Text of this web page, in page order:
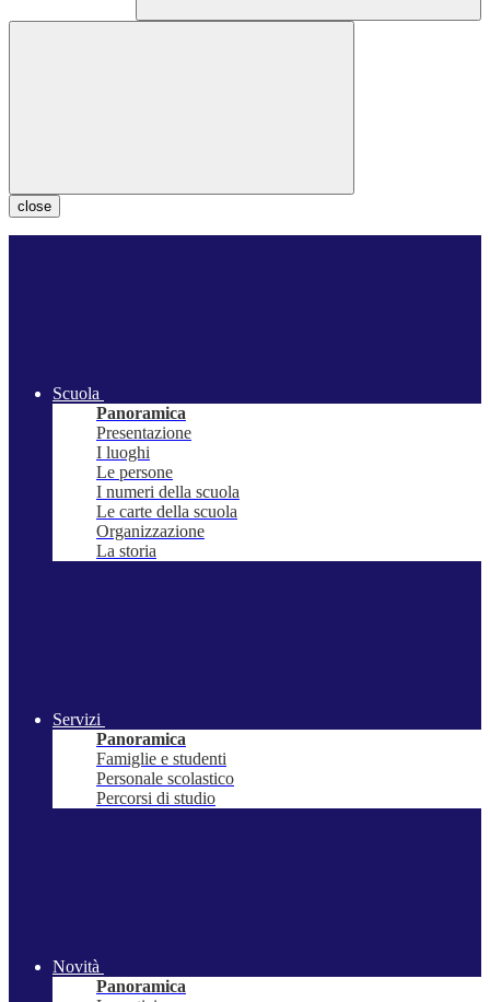
close
Scuola
Panoramica
Presentazione
I luoghi
Le persone
I numeri della scuola
Le carte della scuola
Organizzazione
La storia
Servizi
Panoramica
Famiglie e studenti
Personale scolastico
Percorsi di studio
Novità
Panoramica